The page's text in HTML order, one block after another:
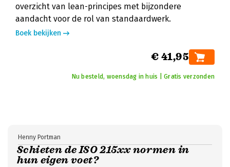
overzicht van lean-principes met bijzondere
aandacht voor de rol van standaardwerk.
Boek bekijken
€ 41,95
Nu besteld, woensdag in huis | Gratis verzonden
Schieten de ISO 215xx normen in
hun eigen voet?
Henny Portman